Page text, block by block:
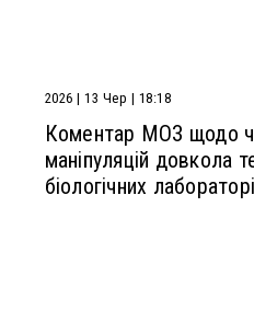
2026 | 13 Чер | 18:18
Коментар МОЗ щодо
маніпуляцій довкола
біологічних